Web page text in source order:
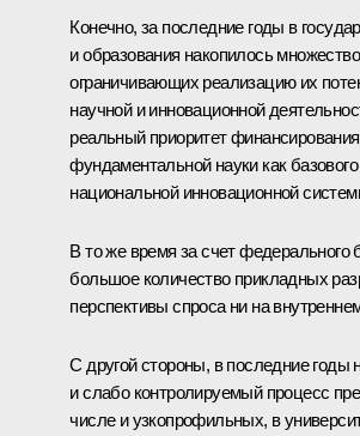
Конечно, за последние годы в
и образования накопилось
ограничивающих реализацию их
научной и инновационной
реальный приоритет
фундаментальной науки как
национальной инновационной
В то же время за счет
большое количество прикладных
перспективы спроса ни на
С другой стороны, в последние
и слабо контролируемый процесс
числе и узкопрофильных, в